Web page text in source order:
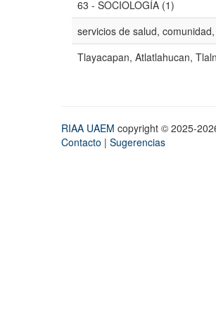
63 - SOCIOLOGÍA (1)
servicios de salud,
Tlayacapan, Atlatlahucan,
RIAA UAEM copyright © 2025-
Contacto | Sugerencias